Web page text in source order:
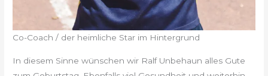
Co-Coach / der heimliche Star im Hintergrund
In diesem Sinne wünschen wir Ralf Unbehaun alles Gute